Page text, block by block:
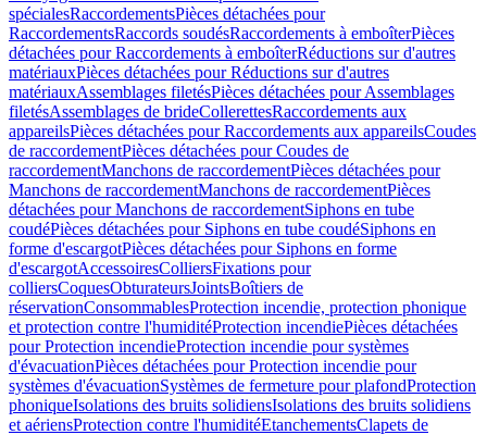
spécialesRaccordementsPièces détachées pour
RaccordementsRaccords soudésRaccordements à emboîterPièces
détachées pour Raccordements à emboîterRéductions sur d'autres
matériauxPièces détachées pour Réductions sur d'autres
matériauxAssemblages filetésPièces détachées pour Assemblages
filetésAssemblages de brideCollerettesRaccordements aux
appareilsPièces détachées pour Raccordements aux appareilsCoudes
de raccordementPièces détachées pour Coudes de
raccordementManchons de raccordementPièces détachées pour
Manchons de raccordementManchons de raccordementPièces
détachées pour Manchons de raccordementSiphons en tube
coudéPièces détachées pour Siphons en tube coudéSiphons en
forme d'escargotPièces détachées pour Siphons en forme
d'escargotAccessoiresColliersFixations pour
colliersCoquesObturateursJointsBoîtiers de
réservationConsommablesProtection incendie, protection phonique
et protection contre l'humiditéProtection incendiePièces détachées
pour Protection incendieProtection incendie pour systèmes
d'évacuationPièces détachées pour Protection incendie pour
systèmes d'évacuationSystèmes de fermeture pour plafondProtection
phoniqueIsolations des bruits solidiensIsolations des bruits solidiens
et aériensProtection contre l'humiditéEtanchementsClapets de